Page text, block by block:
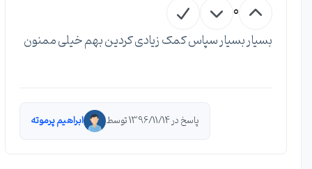
بسیار بسیار سپاس کمک زیادی کردین بهم خیلی ممنون
پاسخ در 1396/11/14 توسط ابراهیم پرموته